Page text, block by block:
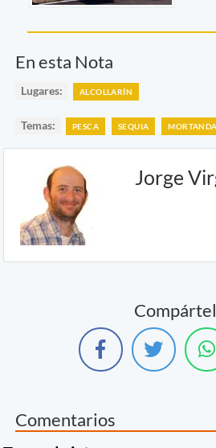
En esta Nota
Lugares: ALCOLLARÍN
Temas: PESCA SEQUIA
Jorge
Comentarios